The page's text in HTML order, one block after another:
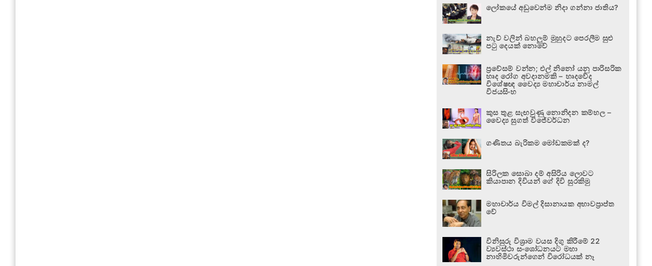
ලෝකයේ අඩුවෙන්ම නිදා ගන්නා ජාතිය?
නැව් වලින් බහලුම් මුහුදට පෙරලීම සුළු
පටු දෙයක් නොවේ
ප්‍රවේසම් වන්න; එල් නිනෝ යනු පාරිසරික
හෘද රෝග අවදානමකි – හෘදවේද
විශේෂඥ වෛද්‍ය මහාචාර්ය නාමල්
විජයසිංහ
කුස තුළ සැඟවුණු නොනිදන කම්හල –
වෛද්‍ය සුගත් විජේවර්ධන
ගණිතය බැරිකම මෝඩකමක් ද?
සිරිලක සොබා දම් අසිරිය ලොවට
කියාපාන දිවියන් ගේ දිවි සුරකිමු
මහාචාර්ය විමල් දිසානායක අභාවප්‍රාප්ත
වේ
විනිසුරු විශ්‍රාම වයස දිගු කිරීමේ 22
ව්‍යවස්ථා සංශෝධනයට මහා
නාහිමිවරුන්ගෙන් විරෝධයක් නෑ